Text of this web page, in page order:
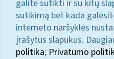
galite sutikti ir su kitų
sutikimą bet kada
interneto naršyklės
įrašytus slapukus.
politika; Privatumo